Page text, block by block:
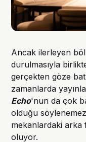
Ancak ilerleyen
durulmasıyla
gerçekten göze
zamanlarda
Echo'nun da çok
olduğu
mekanlardaki
oluyor.